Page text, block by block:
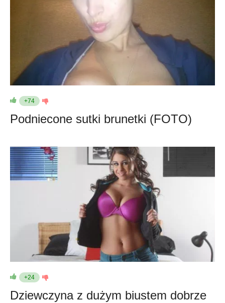
+74
Podniecone sutki brunetki (FOTO)
+24
Dziewczyna z dużym biustem dobrze